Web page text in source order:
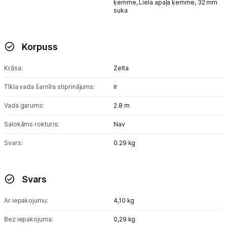
ķemme, Liela apaļa ķemme, 32 mm
suka
Korpuss
Krāsa: Zelta
Tīkla vada šarnīra stiprinājums: Ir
Vada garums: 2.8 m
Salokāms rokturis: Nav
Svars: 0.29 kg
Svars
Ar iepakojumu: 4,10 kg
Bez iepakojuma: 0,29 kg